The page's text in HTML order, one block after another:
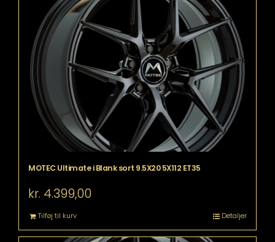
MOTEC Ultimate i Blank sort 9.5X20 5X112 ET35
kr. 4.399,00
Tilføj til kurv Detaljer